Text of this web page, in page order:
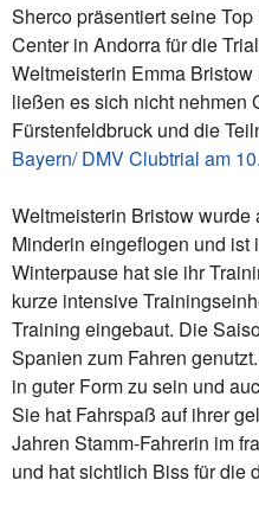
Sherco präsentiert seine
Center in Andorra für die
Weltmeisterin Emma
ließen es sich nicht nehmen
Fürstenfeldbruck und die
Bayern/ DMV Clubtrial am
Weltmeisterin Bristow
Minderin eingeflogen und ist
Winterpause hat sie ihr
kurze intensive
Training eingebaut. Die
Spanien zum Fahren
in guter Form zu sein und
Sie hat Fahrspaß auf ihrer
Jahren Stamm-Fahrerin im
und hat sichtlich Biss für die